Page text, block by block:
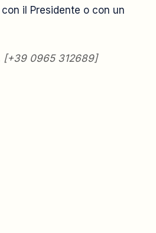
il Presidente o con un
[+39 0965 312689]